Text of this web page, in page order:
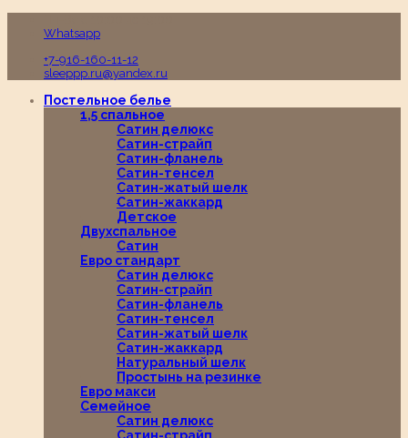
Whatsapp
+7-916-160-11-12
sleeppp.ru@yandex.ru
Постельное белье
1,5 спальное
Сатин делюкс
Сатин-страйп
Сатин-фланель
Сатин-тенсел
Сатин-жатый шелк
Сатин-жаккард
Детское
Двухспальное
Сатин
Евро стандарт
Сатин делюкс
Сатин-страйп
Сатин-фланель
Сатин-тенсел
Сатин-жатый шелк
Сатин-жаккард
Натуральный шелк
Простынь на резинке
Евро макси
Семейное
Сатин делюкс